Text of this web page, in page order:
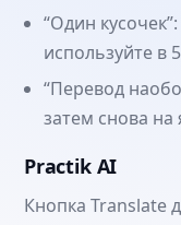
“Один
используйте в
“Перевод
затем снова
Practik AI
Кнопка Translate